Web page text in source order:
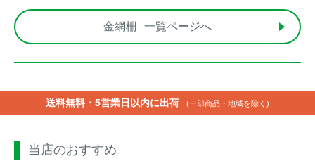
金網柵 一覧ページへ
送料無料・5営業日以内に出荷 (一部商品・地域を除く)
当店のおすすめ